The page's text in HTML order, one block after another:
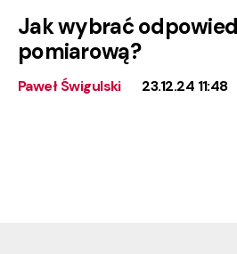
Jak wybrać
pomiarową?
Paweł Świgulski 23.12.24 11:48